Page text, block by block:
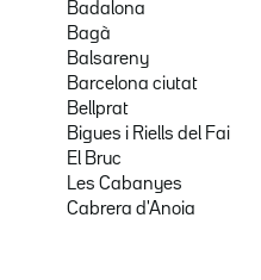
Badalona
Bagà
Balsareny
Barcelona ciutat
Bellprat
Bigues i Riells del Fai
El Bruc
Les Cabanyes
Cabrera d'Anoia